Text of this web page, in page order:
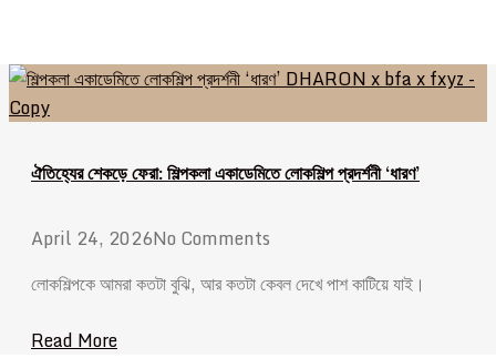
ঐতিহ্যের শেকড়ে ফেরা: শিল্পকলা একাডেমিতে লোকশিল্প প্রদর্শনী ‘ধারণ’
April 24, 2026No Comments
লোকশিল্পকে আমরা কতটা বুঝি, আর কতটা কেবল দেখে পাশ কাটিয়ে যাই।
Read More